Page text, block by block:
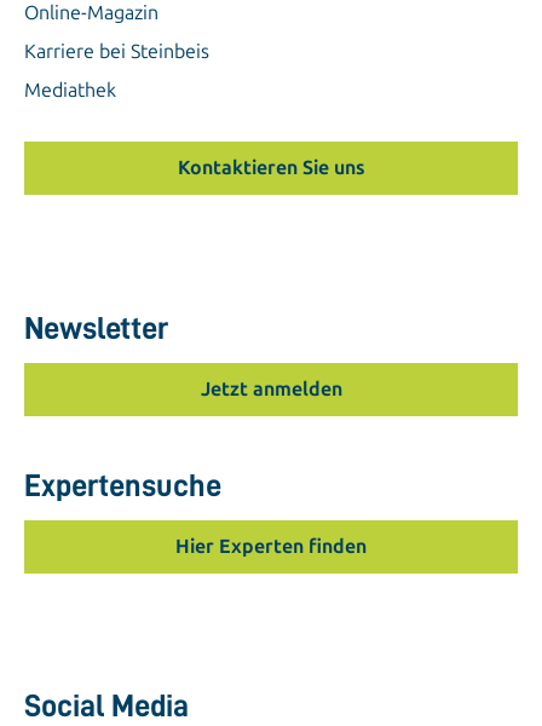
Online-Magazin
Karriere bei Steinbeis
Mediathek
Kontaktieren Sie uns
Newsletter
Jetzt anmelden
Expertensuche
Hier Experten finden
Social Media